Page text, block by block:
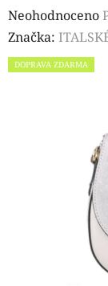
Průměrné
hodnocení
produktu
Neohodnoceno
Značka:
DOPRAVA ZDARMA